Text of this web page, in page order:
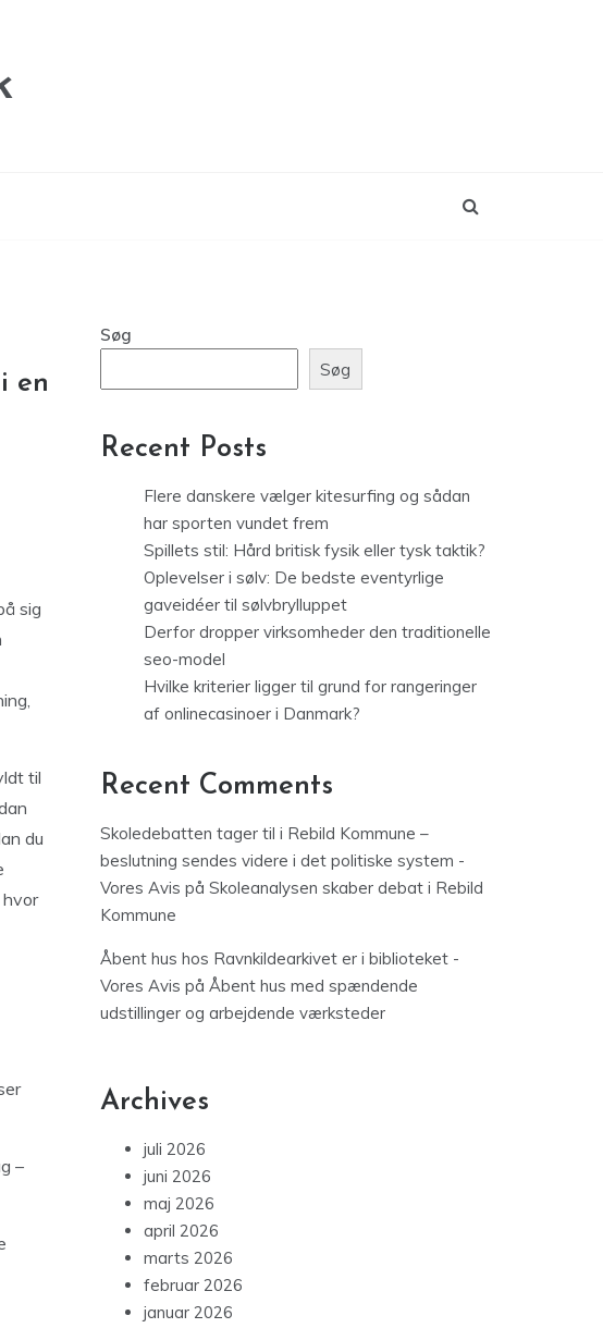
en
sig
til
du
hvor
–
Søg
Søg
Recent Posts
Flere danskere vælger kitesurfing og sådan
har sporten vundet frem
Spillets stil: Hård britisk fysik eller tysk taktik?
Oplevelser i sølv: De bedste eventyrlige
gaveidéer til sølvbrylluppet
Derfor dropper virksomheder den traditionelle
seo-model
Hvilke kriterier ligger til grund for rangeringer
af onlinecasinoer i Danmark?
Recent Comments
Skoledebatten tager til i Rebild Kommune –
beslutning sendes videre i det politiske system -
Vores Avis på Skoleanalysen skaber debat i Rebild
Kommune
Åbent hus hos Ravnkildearkivet er i biblioteket -
Vores Avis på Åbent hus med spændende
udstillinger og arbejdende værksteder
Archives
juli 2026
juni 2026
maj 2026
april 2026
marts 2026
februar 2026
januar 2026